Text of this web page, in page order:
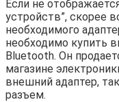
Если не
устройств”, скорее
необходимого
необходимо купить
Bluetooth. Он
магазине
внешний адаптер,
разъем.